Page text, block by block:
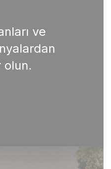
ve
olun.